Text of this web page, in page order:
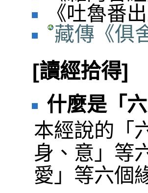
《吐魯番
藏傳《俱
[讀經拾得]
什麼是「
本經說的「
身、意」等
愛」等六個